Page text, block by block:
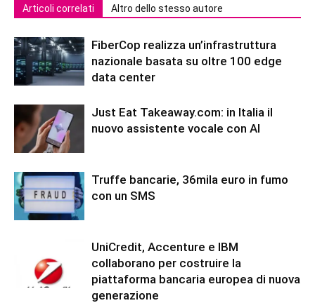
Articoli correlati Altro dello stesso autore
FiberCop realizza un’infrastruttura
nazionale basata su oltre 100 edge
data center
Just Eat Takeaway.com: in Italia il
nuovo assistente vocale con AI
Truffe bancarie, 36mila euro in fumo
con un SMS
UniCredit, Accenture e IBM
collaborano per costruire la
piattaforma bancaria europea di nuova
generazione